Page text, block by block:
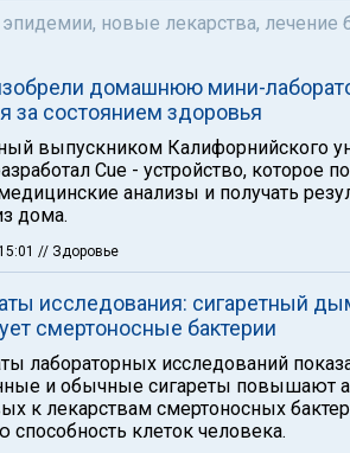
новые лекарства, лечение
домашнюю мини-
за состоянием здоровья
выпускником Калифорнийского
Cue - устройство, которое
анализы и получать
дома.
// Здоровье
исследования: сигаретный
смертоносные бактерии
лабораторных исследований
и обычные сигареты повышают
к лекарствам смертоносных
способность клеток человека.